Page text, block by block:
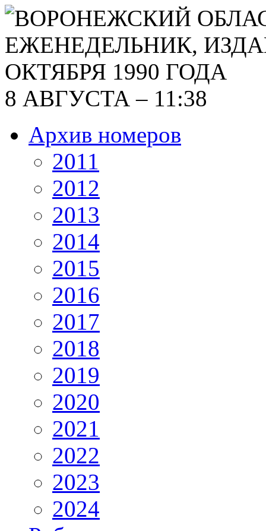
8 АВГУСТА – 11:38
Архив номеров
2011
2012
2013
2014
2015
2016
2017
2018
2019
2020
2021
2022
2023
2024